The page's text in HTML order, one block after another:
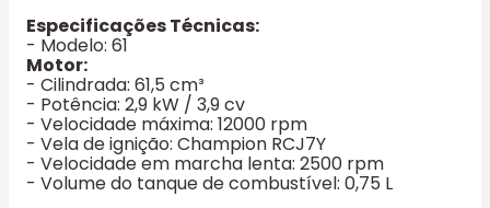
Especificações Técnicas:
- Modelo: 61
Motor:
- Cilindrada: 61,5 cm³
- Potência: 2,9 kW / 3,9 cv
- Velocidade máxima: 12000 rpm
- Vela de ignição: Champion RCJ7Y
- Velocidade em marcha lenta: 2500 rpm
- Volume do tanque de combustível: 0,75 L